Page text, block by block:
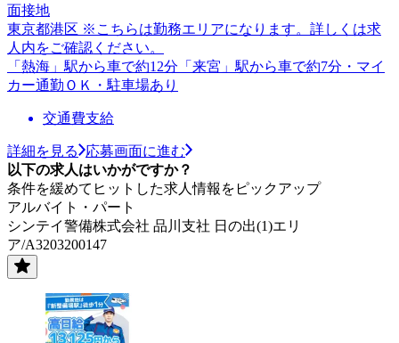
面接地
東京都港区 ※こちらは勤務エリアになります。詳しくは求
人内をご確認ください。
「熱海」駅から車で約12分「来宮」駅から車で約7分・マイ
カー通勤ＯＫ・駐車場あり
交通費支給
詳細を見る
応募画面に進む
以下の求人はいかがですか？
条件を緩めてヒットした求人情報をピックアップ
アルバイト・パート
シンテイ警備株式会社 品川支社 日の出(1)エリ
ア/A3203200147